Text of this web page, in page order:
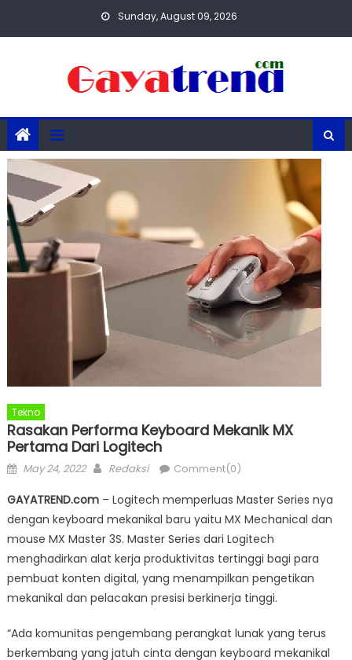
Sunday, August 09, 2026
Tekno
Rasakan Performa Keyboard Mekanik MX
Pertama Dari Logitech
Posted
May 24, 2022 Author
Redaksi Comment(0)
GAYATREND.com– Logitech memperluas Master Series nya
dengan keyboard mekanikal baru yaitu MX Mechanical dan
mouse MX Master 3S. Master Series dari Logitech
menghadirkan alat kerja produktivitas tertinggi bagi para
pembuat konten digital, yang menampilkan pengetikan
mekanikal dan pelacakan presisi berkinerja tinggi.
“Ada komunitas pengembang perangkat lunak yang terus
berkembang yang jatuh cinta dengan keyboard mekanikal